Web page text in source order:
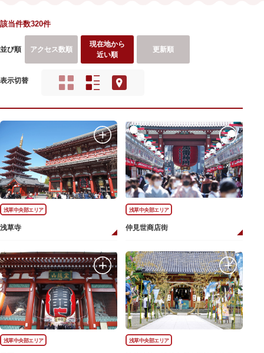
該当件数320件
並び順 アクセス数順
現在地から
近い順
更新順
表示切替
浅草中央部エリア
浅草寺
浅草中央部エリア
仲見世商店街
浅草中央部エリア 浅草中央部エリア